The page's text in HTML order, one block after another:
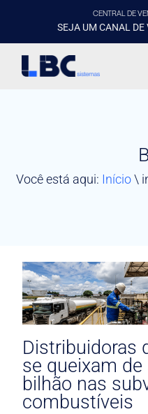
CENTRAL DE
SEJA UM CANAL DE
Você está aqui: Início\
Distribuidoras
se queixam de
bilhão nas
combustíveis